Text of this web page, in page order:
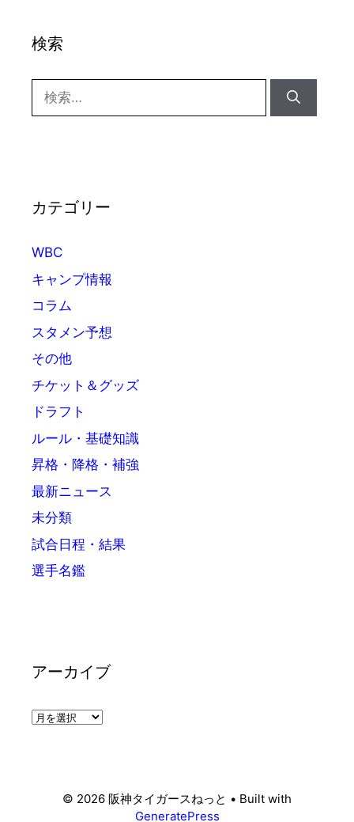
検索
索:
カテゴリー
WBC
キャンプ情報
コラム
スタメン予想
その他
チケット＆グッズ
ドラフト
ルール・基礎知識
昇格・降格・補強
最新ニュース
未分類
試合日程・結果
選手名鑑
アーカイブ
ア
© 2026 阪神タイガースねっと • Built with
GeneratePress